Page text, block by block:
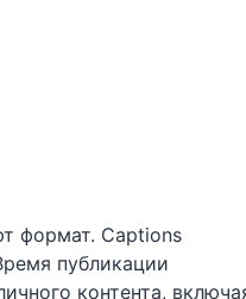
формат. Captions
публикации
контента,